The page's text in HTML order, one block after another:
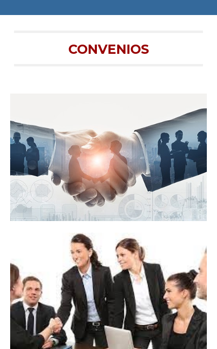
CONVENIOS